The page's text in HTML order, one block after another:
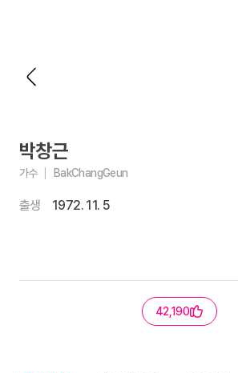
박창근
가수 BakChangGeun
출생 1972. 11. 5
42,190